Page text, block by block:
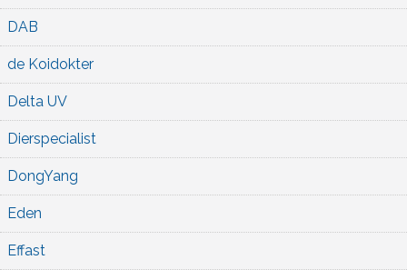
DAB
de Koidokter
Delta UV
Dierspecialist
DongYang
Eden
Effast